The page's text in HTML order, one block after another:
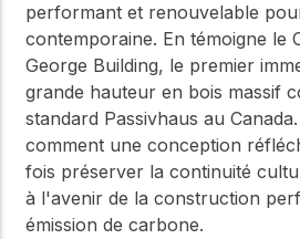
performant et renouvelable
contemporaine. En témoigne le
George Building, le premier
grande hauteur en bois massif
standard Passivhaus au
comment une conception
fois préserver la continuité
à l'avenir de la construction
émission de carbone.